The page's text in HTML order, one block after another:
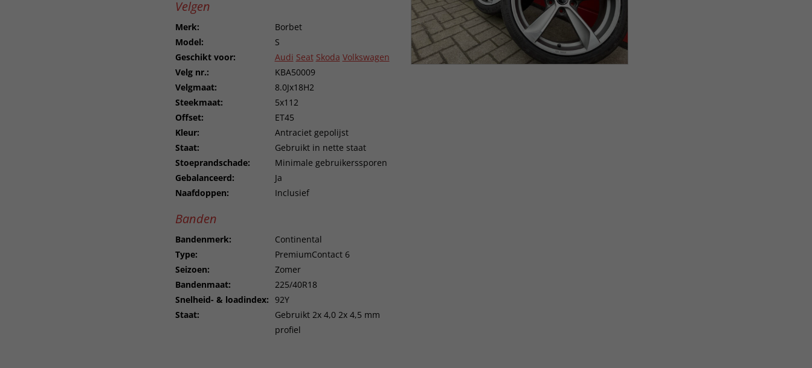
Velgen
Merk:
Borbet
Model:
S
Geschikt voor:
Audi Seat Skoda Volkswagen
Velg nr.:
KBA50009
Velgmaat:
8.0Jx18H2
Steekmaat:
5x112
Offset:
ET45
Kleur:
Antraciet gepolijst
Staat:
Gebruikt in nette staat
Stoeprandschade:
Minimale gebruikerssporen
Gebalanceerd:
Ja
Naafdoppen:
Inclusief
Banden
Bandenmerk:
Continental
Type:
PremiumContact 6
Seizoen:
Zomer
Bandenmaat:
225/40R18
Snelheid- & loadindex: 92Y
Staat:
Gebruikt 2x 4,0 2x 4,5 mm
profiel